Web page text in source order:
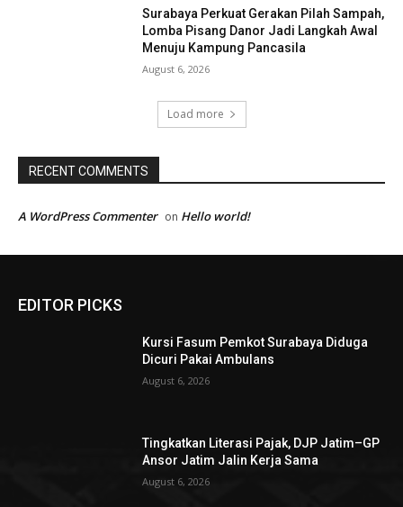
Surabaya Perkuat Gerakan Pilah Sampah,
Lomba Pisang Danor Jadi Langkah Awal
Menuju Kampung Pancasila
August 6, 2026
Load more
RECENT COMMENTS
A WordPress Commenter on Hello world!
EDITOR PICKS
Kursi Fasum Pemkot Surabaya Diduga
Dicuri Pakai Ambulans
August 6, 2026
Tingkatkan Literasi Pajak, DJP Jatim–GP
Ansor Jatim Jalin Kerja Sama
August 6, 2026